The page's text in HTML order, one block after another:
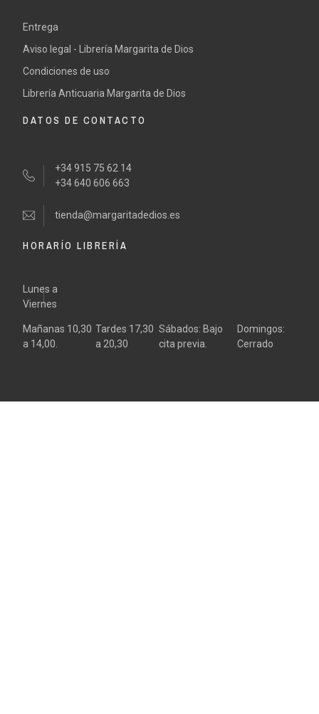
Entrega
Aviso legal - Librería Margarita de Dios
Condiciones de uso
Librería Anticuaria Margarita de Dios
DATOS DE CONTACTO
+34 915 75 62 14
+34 640 606 663
tienda@margaritadedios.es
HORARÍO LIBRERÍA
Lunes a
Viernes
Mañanas 10,30
a 14,00.
Tardes 17,30
a 20,30
Sábados: Bajo
cita previa.
Domingos:
Cerrado